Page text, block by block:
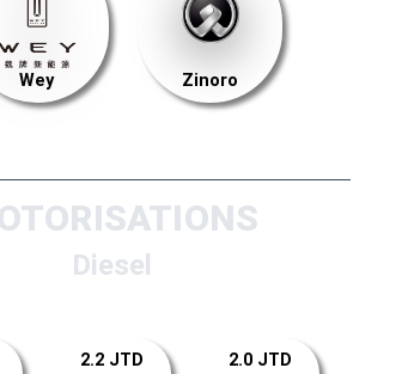
Wey Zinoro
Diesel
2.2 JTD
2.0 JTD